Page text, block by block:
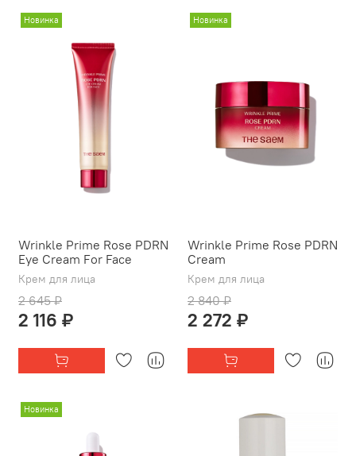
Новинка
Wrinkle Prime Rose PDRN
Eye Cream For Face
Крем для лица
2 645 ₽
2 116 ₽
Новинка
Wrinkle Prime Rose PDRN
Cream
Крем для лица
2 840 ₽
2 272 ₽
Новинка